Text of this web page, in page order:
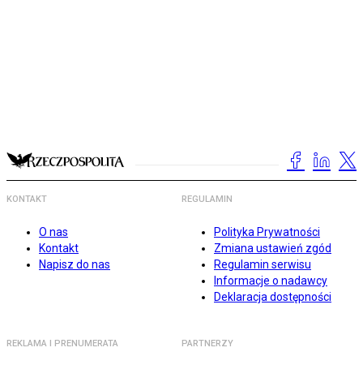
KONTAKT
O nas
Kontakt
Napisz do nas
REGULAMIN
Polityka Prywatności
Zmiana ustawień zgód
Regulamin serwisu
Informacje o nadawcy
Deklaracja dostępności
REKLAMA I PRENUMERATA PARTNERZY